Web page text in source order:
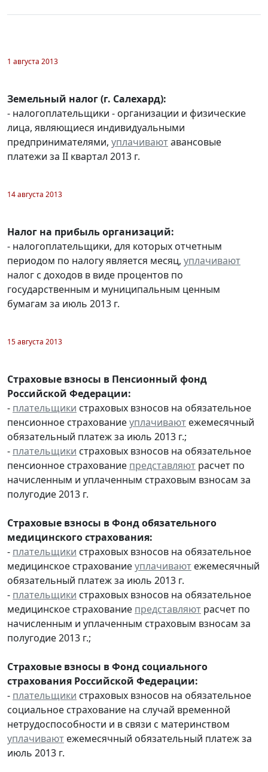
1 августа 2013
Земельный налог (г. Салехард):
- налогоплательщики - организации и физические
лица, являющиеся индивидуальными
предпринимателями, уплачиваютавансовые
платежи за II квартал 2013 г.
14 августа 2013
Налог на прибыль организаций:
- налогоплательщики, для которых отчетным
периодом по налогу является месяц, уплачивают
налог с доходов в виде процентов по
государственным и муниципальным ценным
бумагам за июль 2013 г.
15 августа 2013
Страховые взносы в Пенсионный фонд
Российской Федерации:
- плательщики страховых взносов на обязательное
пенсионное страхованиеуплачивают ежемесячный
обязательный платеж за июль 2013 г.;
- плательщики страховых взносов на обязательное
пенсионное страхование представляют расчет по
начисленным и уплаченным страховым взносам за
полугодие 2013 г.
Страховые взносы в Фонд обязательного
медицинского страхования:
- плательщики страховых взносов на обязательное
медицинское страхованиеуплачивают ежемесячный
обязательный платеж за июль 2013 г.
- плательщики страховых взносов на обязательное
медицинское страхование представляют расчет по
начисленным и уплаченным страховым взносам за
полугодие 2013 г.;
Страховые взносы в Фонд социального
страхования Российской Федерации:
- плательщики страховых взносов на обязательное
социальное страхование на случай временной
нетрудоспособности и в связи с материнством
уплачивают ежемесячный обязательный платеж за
июль 2013 г.